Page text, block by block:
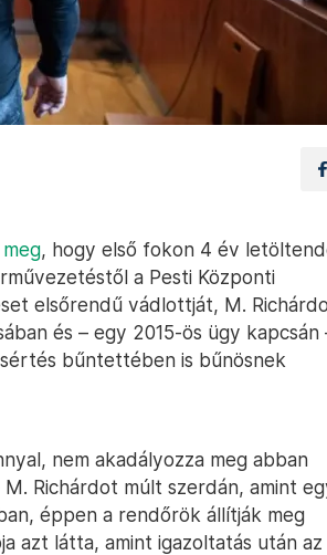
, hogy első fokon 4 év
a Pesti Központi
elsőrendű vádlottját, M.
és – egy 2015-ös ügy kapcsán
bűntettében is bűnösnek
nem akadályozza meg abban
Richárdot múlt szerdán, amint
éppen a rendőrök állítják meg
azt látta, amint igazoltatás után az